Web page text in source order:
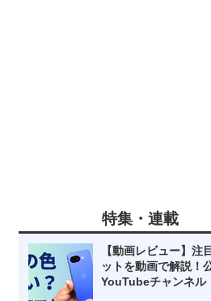
特集・連載
【動画レビュー】注
ットを動画で解説！
YouTubeチャンネル